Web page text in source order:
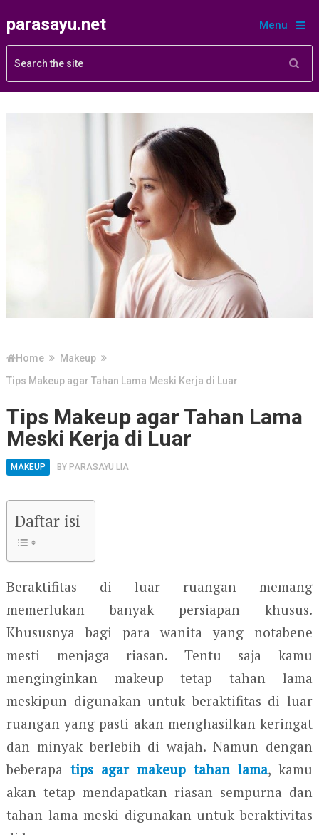
parasayu.net Menu
Home
Makeup
Tips Makeup agar Tahan Lama Meski Kerja di Luar
Tips Makeup agar Tahan Lama
Meski Kerja di Luar
MAKEUP BY PARASAYU LIA
Daftar isi
Beraktifitas di luar ruangan memang
memerlukan banyak persiapan khusus.
Khususnya bagi para wanita yang notabene
mesti menjaga riasan. Tentu saja kamu
menginginkan makeup tetap tahan lama
meskipun digunakan untuk beraktifitas di luar
ruangan yang pasti akan menghasilkan keringat
dan minyak berlebih di wajah. Namun dengan
beberapa tips agar makeup tahan lama, kamu
akan tetap mendapatkan riasan sempurna dan
tahan lama meski digunakan untuk beraktivitas